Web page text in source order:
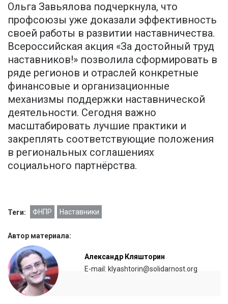
Ольга Завьялова подчеркнула, что
профсоюзы уже доказали эффективность
своей работы в развитии наставничества.
Всероссийская акция «За достойный труд
наставников!» позволила сформировать в
ряде регионов и отраслей конкретные
финансовые и организационные
механизмы поддержки наставнической
деятельности. Сегодня важно
масштабировать лучшие практики и
закреплять соответствующие положения
в региональных соглашениях
социального партнёрства.
Теги: ФНПР Наставники
Автор материала:
Александр Кляшторин
E-mail: klyashtorin@solidarnost.org